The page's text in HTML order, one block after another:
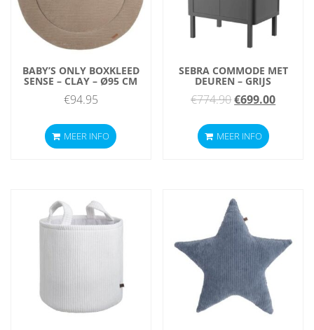
BABY’S ONLY BOXKLEED
SENSE – CLAY – Ø95 CM
€94.95
MEER INFO
SEBRA COMMODE MET
DEUREN – GRIJS
€774.90Oorspronkelijke
was:
€699.00Huidige
MEER INFO